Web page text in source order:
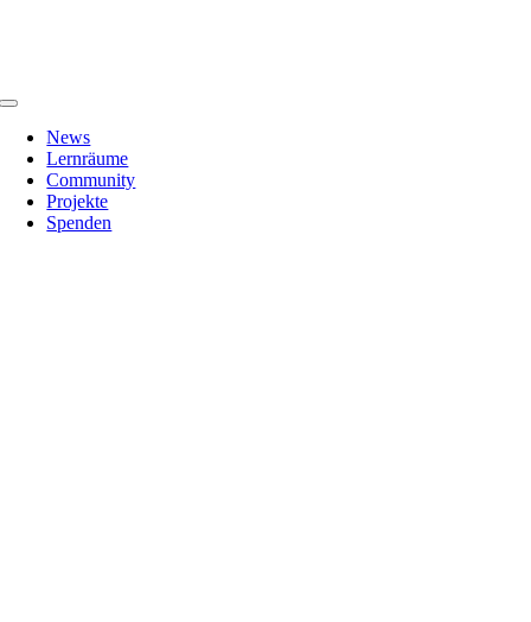
Toggle
Navigation
News
Lernräume
Community
Projekte
Spenden